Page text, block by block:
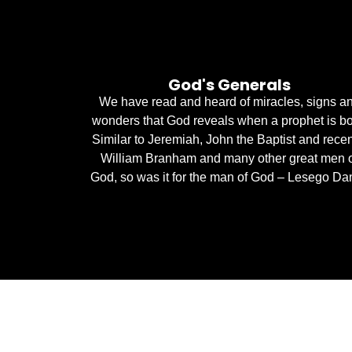
God's Generals
We have read and heard of miracles, signs
wonders that God reveals when a prophet is
Similar to Jeremiah, John the Baptist and
William Branham and many other great men
God, so was it for the man of God – Lesego